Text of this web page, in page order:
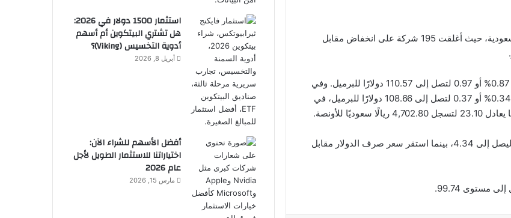
عدد الأسهم الخاسرة تجاوز عدد الرابحة في السوق المالية السعودية، حيث أغلقت 195 شركة على انخفاض مقابل
بالنسبة للسلع، انخفضت أسعار النفط الخام تسليم مايو بنسبة 0.87% أو 0.97 لتصل إلى 110.57 دولارًا للبرميل. وفي
سوق السلع أيضًا، تراجعت عقود نفط برنت تسليم يونيو بنسبة 0.34% أو 0.37 لتصل إلى 108.66 دولارًا للبرميل، في
سعر صرف اليورو مقابل الريال السعودي ارتفع بنسبة 0.31% ليصل إلى 4.34، بينما استقر سعر صرف الدولار مقابل
استثمار 1500 دولار في 2026:
هل تشتري البيتكوين أم أسهم
أدوية التخسيس (Viking)؟
أبريل 8, 2026
أفضل الأسهم للشراء الآن:
اختياراتنا للاستثمار الطويل لأجل
عام 2026
مارس 15, 2026